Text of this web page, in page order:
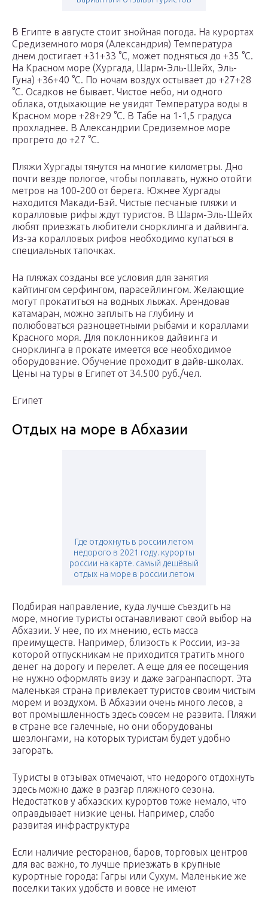
В Египте в августе стоит знойная погода. На курортах
Средиземного моря (Александрия) Температура
днем достигает +31+33 °C, может подняться до +35 °C.
На Красном море (Хургада, Шарм-Эль-Шейх, Эль-
Гуна) +36+40 °C. По ночам воздух остывает до +27+28
°C. Осадков не бывает. Чистое небо, ни одного
облака, отдыхающие не увидят Температура воды в
Красном море +28+29 °C. В Табе на 1-1,5 градуса
прохладнее. В Александрии Средиземное море
прогрето до +27 °C.
Пляжи Хургады тянутся на многие километры. Дно
почти везде пологое, чтобы поплавать, нужно отойти
метров на 100-200 от берега. Южнее Хургады
находится Макади-Бэй. Чистые песчаные пляжи и
коралловые рифы ждут туристов. В Шарм-Эль-Шейх
любят приезжать любители снорклинга и дайвинга.
Из-за коралловых рифов необходимо купаться в
специальных тапочках.
На пляжах созданы все условия для занятия
кайтингом серфингом, парасейлингом. Желающие
могут прокатиться на водных лыжах. Арендовав
катамаран, можно заплыть на глубину и
полюбоваться разноцветными рыбами и кораллами
Красного моря. Для поклонников дайвинга и
снорклинга в прокате имеется все необходимое
оборудование. Обучение проходит в дайв-школах.
Цены на туры в Египет от 34.500 руб./чел.
Египет
Отдых на море в Абхазии
Где отдохнуть в россии летом
недорого в 2021 году. курорты
россии на карте. самый дешёвый
отдых на море в россии летом
Подбирая направление, куда лучше съездить на
море, многие туристы останавливают свой выбор на
Абхазии. У нее, по их мнению, есть масса
преимуществ. Например, близость к России, из-за
которой отпускникам не приходится тратить много
денег на дорогу и перелет. А еще для ее посещения
не нужно оформлять визу и даже загранпаспорт. Эта
маленькая страна привлекает туристов своим чистым
морем и воздухом. В Абхазии очень много лесов, а
вот промышленность здесь совсем не развита. Пляжи
в стране все галечные, но они оборудованы
шезлонгами, на которых туристам будет удобно
загорать.
Туристы в отзывах отмечают, что недорого отдохнуть
здесь можно даже в разгар пляжного сезона.
Недостатков у абхазских курортов тоже немало, что
оправдывает низкие цены. Например, слабо
развитая инфраструктура
Если наличие ресторанов, баров, торговых центров
для вас важно, то лучше приезжать в крупные
курортные города: Гагры или Сухум. Маленькие же
поселки таких удобств и вовсе не имеют